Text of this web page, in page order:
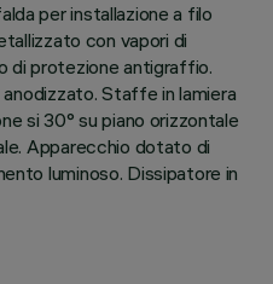
per installazione a filo
con vapori di
di protezione antigraffio.
Staffe in lamiera
si 30° su piano orizzontale
Apparecchio dotato di
luminoso. Dissipatore in